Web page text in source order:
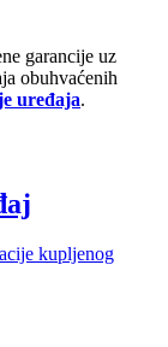
garancije uz
obuhvaćenih
uređaja.
kupljenog